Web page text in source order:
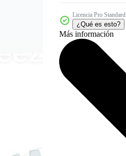
Licencia Pro Standard
¿Qué es esto?
Más información